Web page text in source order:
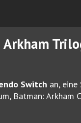
Arkham
Switch an,
Batman: Arkham